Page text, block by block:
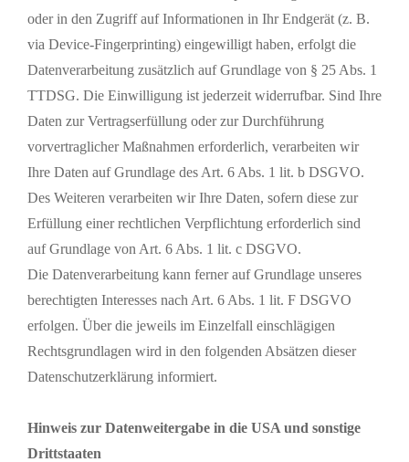
oder in den Zugriff auf Informationen in Ihr Endgerät (z. B.
via Device-Fingerprinting) eingewilligt haben, erfolgt die
Datenverarbeitung zusätzlich auf Grundlage von § 25 Abs. 1
TTDSG. Die Einwilligung ist jederzeit widerrufbar. Sind Ihre
Daten zur Vertragserfüllung oder zur Durchführung
vorvertraglicher Maßnahmen erforderlich, verarbeiten wir
Ihre Daten auf Grundlage des Art. 6 Abs. 1 lit. b DSGVO.
Des Weiteren verarbeiten wir Ihre Daten, sofern diese zur
Erfüllung einer rechtlichen Verpflichtung erforderlich sind
auf Grundlage von Art. 6 Abs. 1 lit. c DSGVO.
Die Datenverarbeitung kann ferner auf Grundlage unseres
berechtigten Interesses nach Art. 6 Abs. 1 lit. F DSGVO
erfolgen. Über die jeweils im Einzelfall einschlägigen
Rechtsgrundlagen wird in den folgenden Absätzen dieser
Datenschutzerklärung informiert.
Hinweis zur Datenweitergabe in die USA und sonstige
Drittstaaten